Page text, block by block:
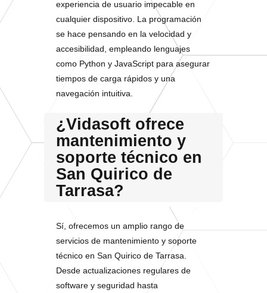
experiencia de usuario impecable en
cualquier dispositivo. La programación
se hace pensando en la velocidad y
accesibilidad, empleando lenguajes
como Python y JavaScript para asegurar
tiempos de carga rápidos y una
navegación intuitiva.
¿Vidasoft ofrece
mantenimiento y
soporte técnico en
San Quirico de
Tarrasa?
Sí, ofrecemos un amplio rango de
servicios de mantenimiento y soporte
técnico en San Quirico de Tarrasa.
Desde actualizaciones regulares de
software y seguridad hasta